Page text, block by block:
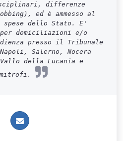
differenze
ed è ammesso al
spese dello Stato. E'
domiciliazioni e/o
presso il Tribunale
Salerno, Nocera
della Lucania e